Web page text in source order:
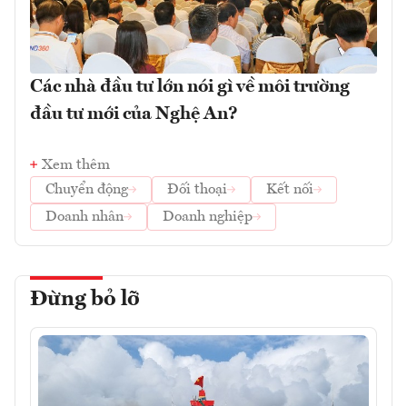
Các nhà đầu tư lớn nói gì về môi trường
đầu tư mới của Nghệ An?
Xem thêm
Chuyển động
Đối thoại
Kết nối
Doanh nhân
Doanh nghiệp
Đừng bỏ lỡ